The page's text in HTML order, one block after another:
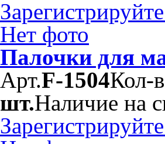
Нет фото
Палочки для
Арт.F-1504Кол-
шт.Наличие на